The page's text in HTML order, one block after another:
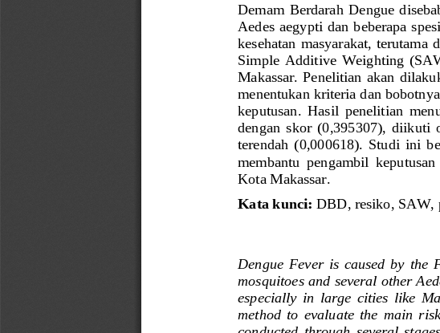
Demam  Berdarah  Dengue
Aedes aegypti dan beberapa
kesehatan masyarakat, terutama
Simple  Additive  Weighting
Makassar. Penelitian  akan
menentukan kriteria dan
keputusan.  Hasil  penelitian
dengan  skor (0,395307),  diikuti
terendah  (0,000618). Studi ini
membantu  pengambil  keputusan
Kota Makassar.
Kata kunci: DBD, resiko, SAW,
Dengue  Fever  is  caused  by  the
mosquitoes and several other
especially  in  large  cities  like
method  to  evaluate  the  main